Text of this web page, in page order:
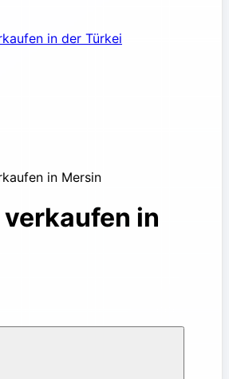
in der Türkei
in Mersin
verkaufen in